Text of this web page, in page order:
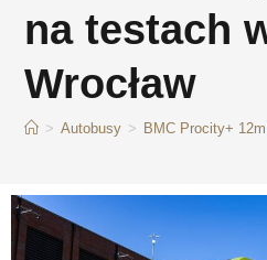
na testach
Wrocław
> Autobusy > BMC Procity+